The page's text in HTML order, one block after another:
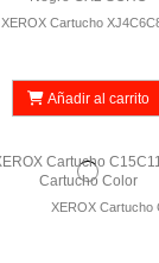
XEROX Cartucho
Añadir al carrito
XEROX Cartucho